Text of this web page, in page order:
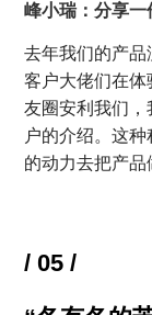
峰小瑞：分享一
去年我们的产品
客户大佬们在体
友圈安利我们
户的介绍。这
的动力去把产品
/ 05 /